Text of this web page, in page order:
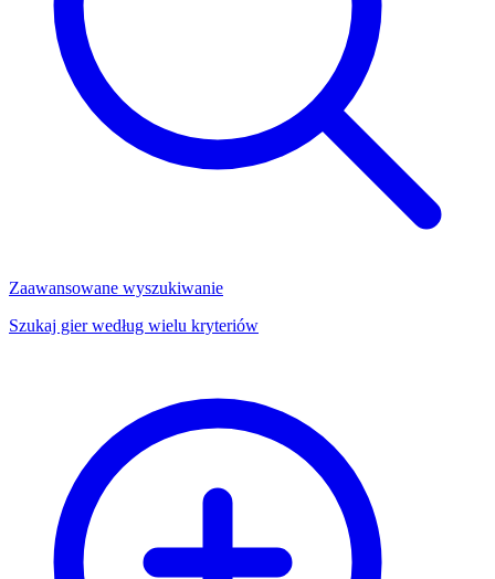
Zaawansowane wyszukiwanie
Szukaj gier według wielu kryteriów